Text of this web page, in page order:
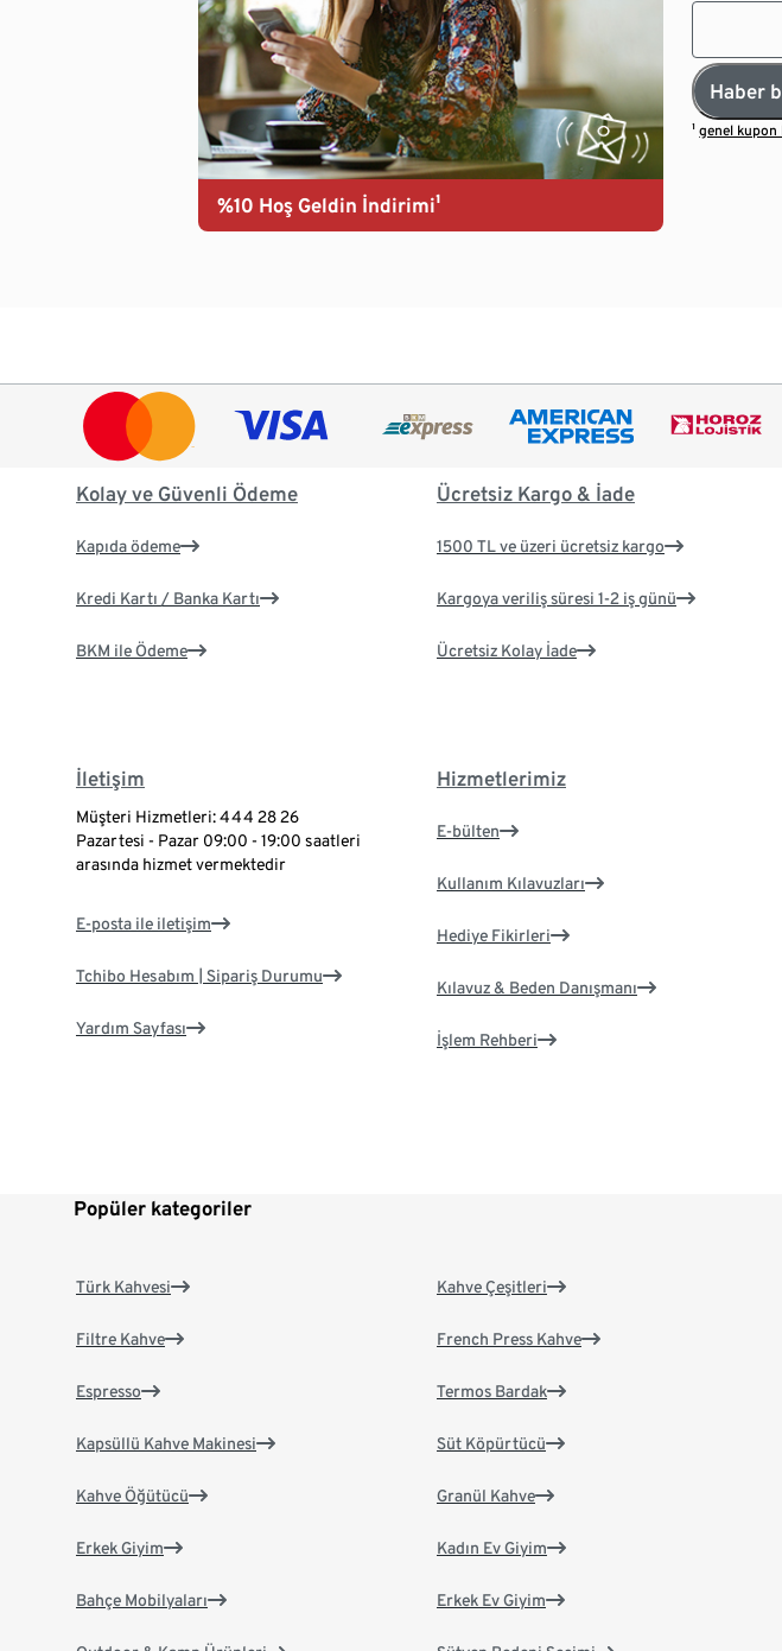
%10 Hoş Geldin İndirimi¹
Haber
¹genel kupon
Kolay ve Güvenli Ödeme
Kapıda ödeme
Kredi Kartı / Banka Kartı
BKM ile Ödeme
Ücretsiz Kargo & İade
1500 TL ve üzeri ücretsiz kargo
Kargoya veriliş süresi 1-2 iş günü
Ücretsiz Kolay İade
İletişim
Müşteri Hizmetleri: 444 28 26
Pazartesi - Pazar 09:00 - 19:00 saatleri
arasında hizmet vermektedir
E-posta ile iletişim
Tchibo Hesabım | Sipariş Durumu
Yardım Sayfası
Hizmetlerimiz
E-bülten
Kullanım Kılavuzları
Hediye Fikirleri
Kılavuz & Beden Danışmanı
İşlem Rehberi
Popüler kategoriler
Türk Kahvesi
Filtre Kahve
Espresso
Kapsüllü Kahve Makinesi
Kahve Öğütücü
Kahve Çeşitleri
French Press Kahve
Termos Bardak
Süt Köpürtücü
Granül Kahve
Erkek Giyim
Bahçe Mobilyaları
Kadın Ev Giyim
Erkek Ev Giyim